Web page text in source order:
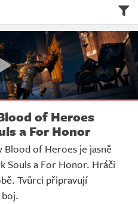
of Heroes
a For Honor
of Heroes je jasně
Souls a For Honor. Hráči
Tvůrci připravují